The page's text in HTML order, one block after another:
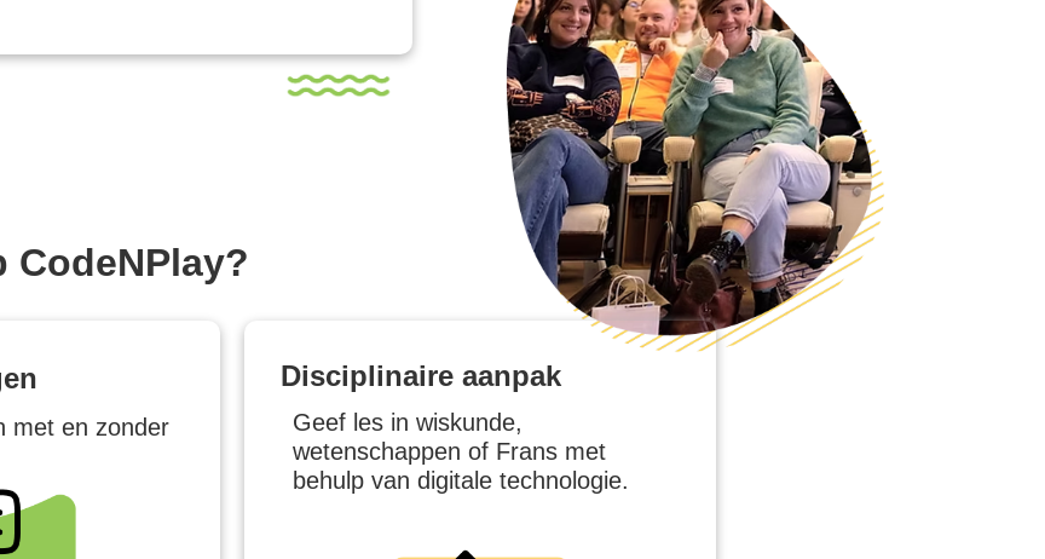
CodeNPlay?
met en zonder
Disciplinaire aanpak
Geef les in wiskunde,
wetenschappen of Frans met
behulp van digitale technologie.